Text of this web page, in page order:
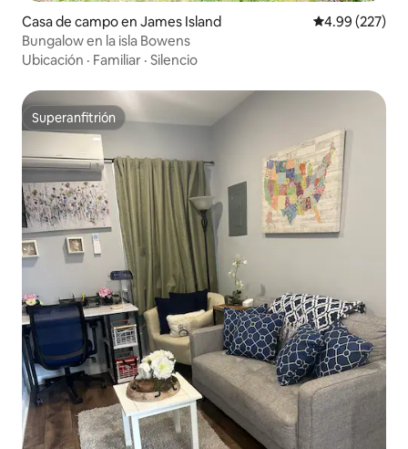
Casa de campo en James Island Calificación
4.99 (227)
Bungalow en la isla Bowens
Ubicación · Familiar · Silencio
Superanfitrión
Superanfitrión